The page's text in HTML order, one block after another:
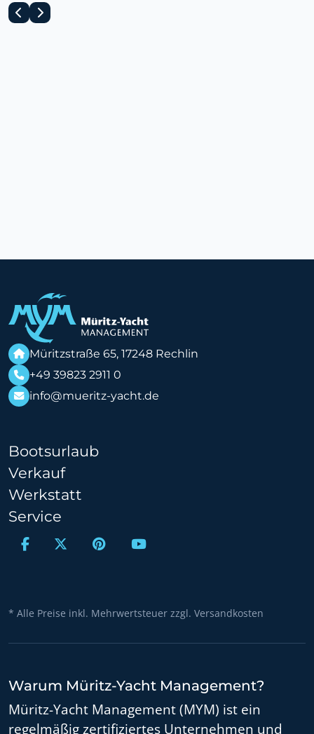
Müritzstraße 65, 17248 Rechlin
+49 39823 2911 0
info@mueritz-yacht.de
Bootsurlaub
Verkauf
Werkstatt
Service
* Alle Preise inkl. Mehrwertsteuer zzgl. Versandkosten
Warum Müritz-Yacht Management?
Müritz-Yacht Management (MYM) ist ein
regelmäßig zertifiziertes Unternehmen und